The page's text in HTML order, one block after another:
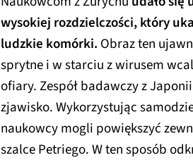
wysokiej rozdzielczości, który
ludzkie komórki. Obraz ten
sprytne i w starciu z wirusem
ofiary. Zespół badawczy z
zjawisko. Wykorzystując
naukowcy mogli powiększyć
szalce Petriego. W ten sposób